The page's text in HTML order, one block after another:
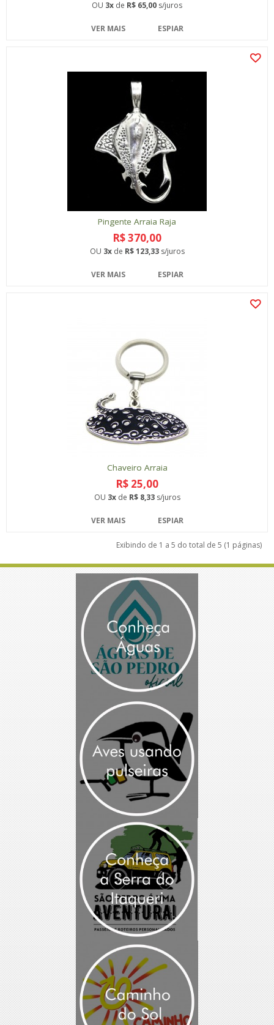
OU 3x de R$ 65,00 s/juros
VER MAIS ESPIAR
Pingente Arraia Raja
R$ 370,00
OU 3xde R$ 123,33s/juros
VER MAIS ESPIAR
Chaveiro Arraia
R$ 25,00
OU 3xde R$ 8,33s/juros
VER MAIS ESPIAR
Exibindo de 1 a 5 do total de 5 (1 páginas)